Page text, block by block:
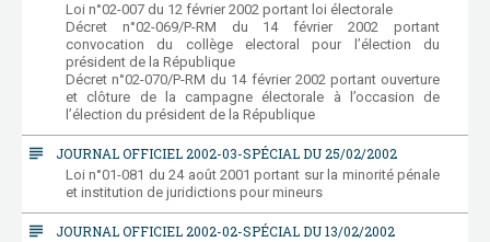
Loi n°02-007 du 12 février 2002 portant loi électorale
Décret n°02-069/P-RM du 14 février 2002 portant
convocation du collège electoral pour l’élection du
président de la République
Décret n°02-070/P-RM du 14 février 2002 portant ouverture
et clôture de la campagne électorale à l’occasion de
l’élection du président de la République
subject JOURNAL OFFICIEL 2002-03-SPÉCIAL DU 25/02/2002
Loi n°01-081 du 24 août 2001 portant sur la minorité pénale
et institution de juridictions pour mineurs
subject JOURNAL OFFICIEL 2002-02-SPÉCIAL DU 13/02/2002